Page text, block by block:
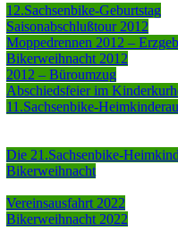
12.Sachsenbike-Geburtstag
Saisonabschlußtour 2012
Moppedrennen 2012 –
Bikerweihnacht 2012
2012 – Büroumzug
Abschiedsfeier im
11.Sachsenbike-
Die 21.Sachsenbike-
Bikerweihnacht
Vereinsausfahrt 2022
Bikerweihnacht 2022